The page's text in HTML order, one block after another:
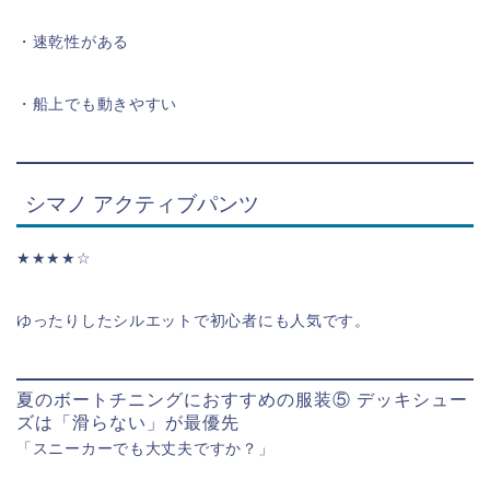
・速乾性がある
・船上でも動きやすい
シマノ アクティブパンツ
★★★★☆
ゆったりしたシルエットで初心者にも人気です。
夏のボートチニングにおすすめの服装⑤ デッキシュー
ズは「滑らない」が最優先
「スニーカーでも大丈夫ですか？」